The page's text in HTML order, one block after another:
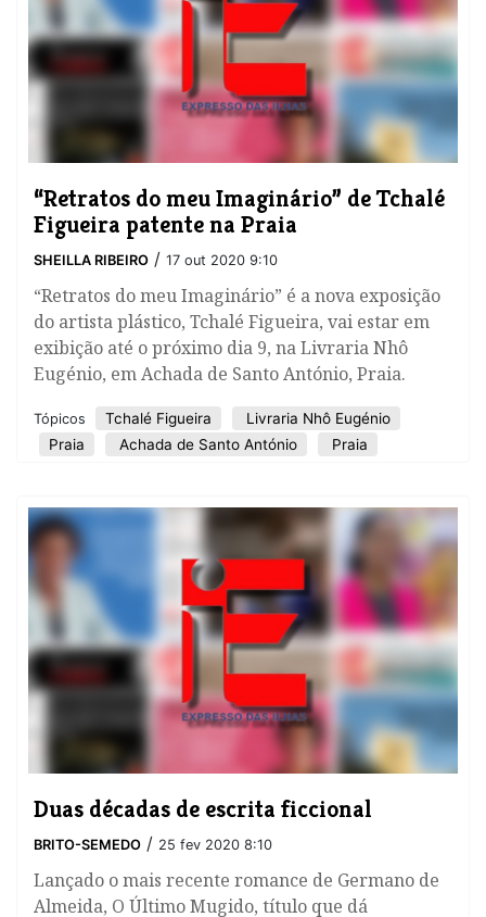
“Retratos do meu Imaginário” de Tchalé
Figueira patente na Praia
SHEILLA RIBEIRO / 17 out 2020 9:10
“Retratos do meu Imaginário” é a nova exposição
do artista plástico, Tchalé Figueira, vai estar em
exibição até o próximo dia 9, na Livraria Nhô
Eugénio, em Achada de Santo António, Praia.
Tópicos Tchalé Figueira
Livraria Nhô Eugénio
Praia
Achada de Santo António Praia
Duas décadas de escrita ficcional
BRITO-SEMEDO / 25 fev 2020 8:10
Lançado o mais recente romance de Germano de
Almeida, O Último Mugido, título que dá